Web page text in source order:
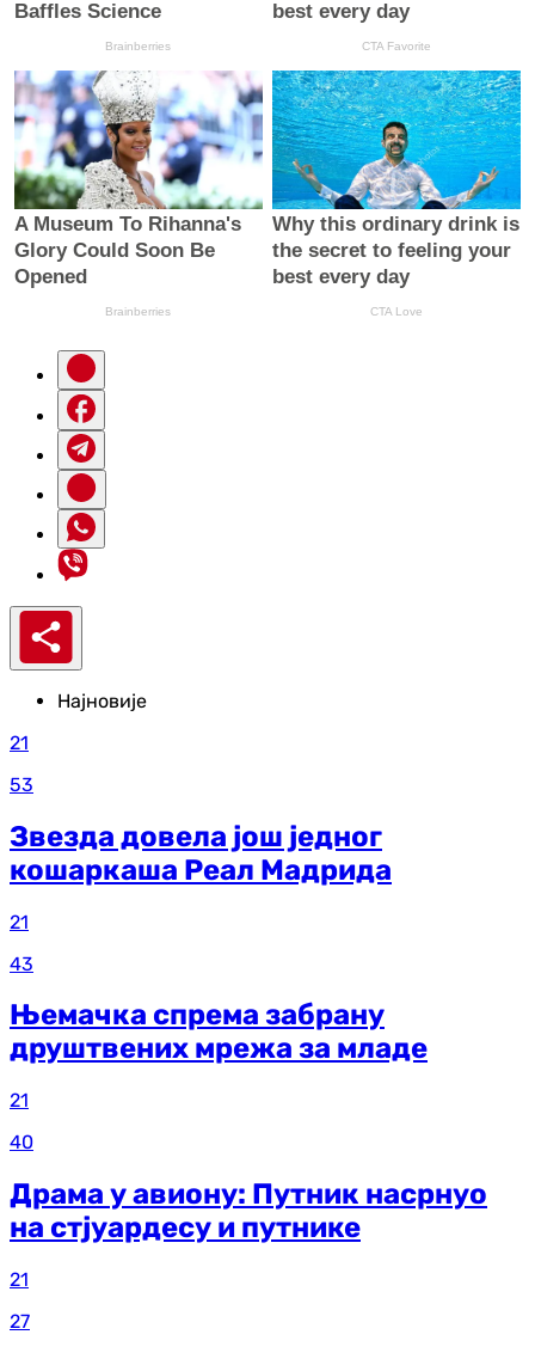
Најновије
21
53
Звезда довела још једног
кошаркаша Реал Мадрида
21
43
Њемачка спрема забрану
друштвених мрежа за младе
21
40
Драма у авиону: Путник насрнуо
на стјуардесу и путнике
21
27